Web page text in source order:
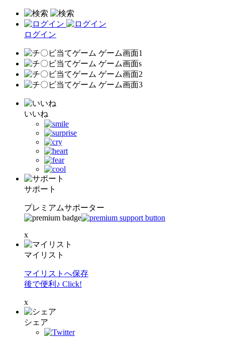
ログイン
いいね
サポート
プレミアムサポーター
x
マイリスト
マイリストへ保存
後で便利♪ Click!
x
シェア